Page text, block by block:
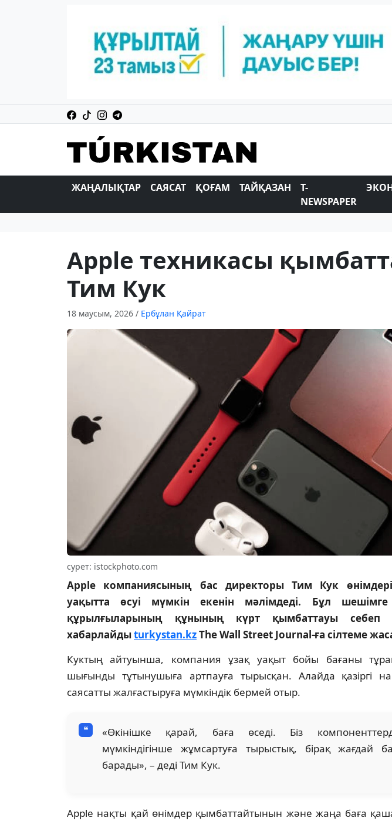
ЖАҢАЛЫҚТАР САЯСАТ ҚОҒАМ ТАЙҚАЗАН
T-
NEWSPAPER
Apple техникасы
Тим Кук
18 маусым, 2026 / Ербұлан Қайрат
сурет: istockphoto.com
Apple компаниясының бас директоры Тим Кук
уақытта өсуі мүмкін екенін мәлімдеді. Бұл
құрылғыларының құнының күрт қымбаттауы
хабарлайдыturkystan.kzThe Wall Street Journal-ға сілтеме
Куктың айтуынша, компания ұзақ уақыт бойы бағаны
шығынды тұтынушыға артпауға тырысқан. Алайда қазіргі
саясатты жалғастыруға мүмкіндік бермей отыр.
«Өкінішке қарай, баға өседі. Біз
мүмкіндігінше жұмсартуға тырыстық, бірақ жағдай
барады», – деді Тим Кук.
Apple нақты қай өнімдер қымбаттайтынын және жаңа баға қашан